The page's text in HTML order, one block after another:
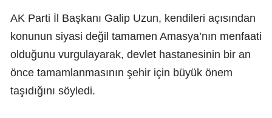
AK Parti İl Başkanı Galip Uzun, kendileri açısından
konunun siyasi değil tamamen Amasya’nın menfaati
olduğunu vurgulayarak, devlet hastanesinin bir an
önce tamamlanmasının şehir için büyük önem
taşıdığını söyledi.